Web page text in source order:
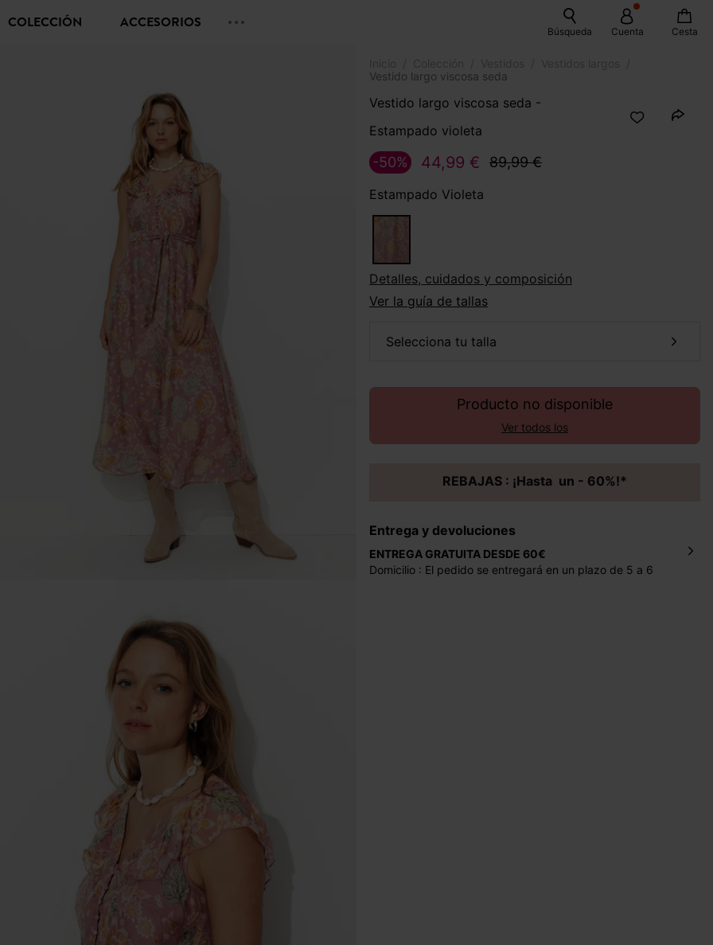
COLECCIÓN ACCESORIOS Búsqueda Cuenta Cesta
Vestido largo viscosa seda
Vestido largo viscosa seda -
Estampado violeta
44,99 € 89,99 €
-50%
Estampado Violeta
Detalles, cuidados y composición
Ver la guía de tallas
selecciona tu talla
Producto no disponible
Ver todos los
REBAJAS : ¡Hasta un - 60%!*
Entrega y devoluciones
ENTREGA GRATUITA DESDE 60€
Domicilio : El pedido se entregará en un plazo de 5 a 6